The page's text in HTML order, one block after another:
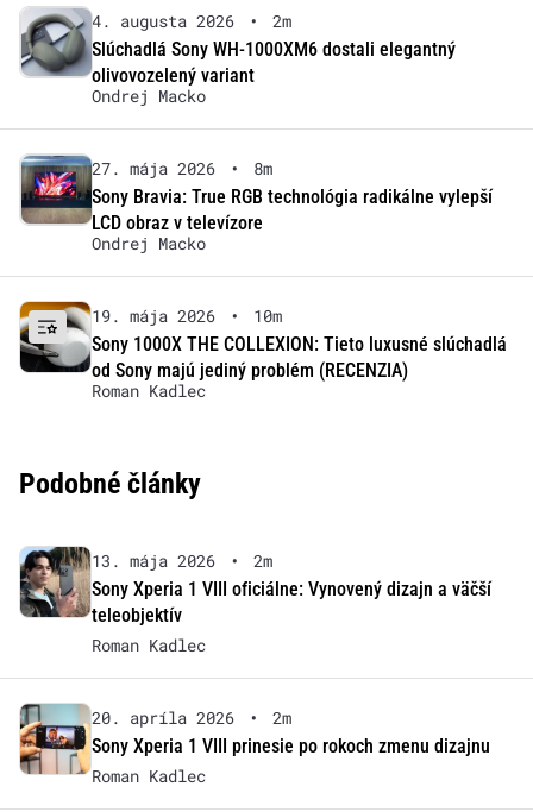
4. augusta 2026 •
2m
Slúchadlá Sony WH-1000XM6 dostali elegantný
olivovozelený variant
Ondrej Macko
27. mája 2026 •
8m
Sony Bravia: True RGB technológia radikálne vylepší
LCD obraz v televízore
Ondrej Macko
19. mája 2026 •
10m
Sony 1000X THE COLLEXION: Tieto luxusné slúchadlá
od Sony majú jediný problém (RECENZIA)
Roman Kadlec
Podobné články
13. mája 2026 •
2m
Sony Xperia 1 VIII oficiálne: Vynovený dizajn a väčší
teleobjektív
Roman Kadlec
20. apríla 2026 •
2m
Sony Xperia 1 VIII prinesie po rokoch zmenu dizajnu
Roman Kadlec